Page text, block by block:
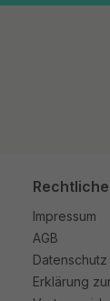
Impressum
AGB
Datenschutz
Erklärung